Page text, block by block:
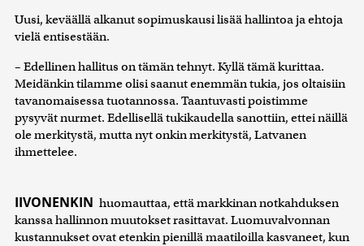
Uusi, keväällä alkanut sopimuskausi lisää hallintoa ja ehtoja
vielä entisestään.
– Edellinen hallitus on tämän tehnyt. Kyllä tämä kurittaa.
Meidänkin tilamme olisi saanut enemmän tukia, jos oltaisiin
tavanomaisessa tuotannossa. Taantuvasti poistimme
pysyvät nurmet. Edellisellä tukikaudella sanottiin, ettei näillä
ole merkitystä, mutta nyt onkin merkitystä, Latvanen
ihmettelee.
IIVONENKIN huomauttaa, että markkinan notkahduksen
kanssa hallinnon muutokset rasittavat. Luomuvalvonnan
kustannukset ovat etenkin pienillä maatiloilla kasvaneet, kun